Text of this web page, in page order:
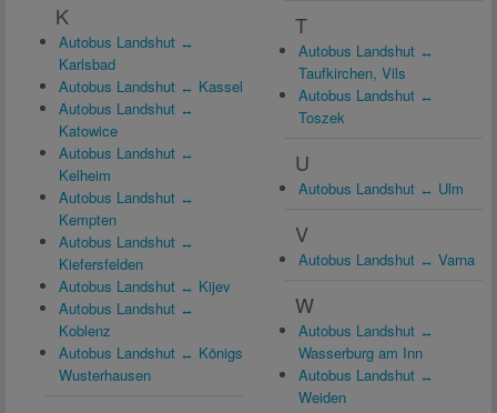
K
Autobus Landshut ↔
Karlsbad
Autobus Landshut ↔ Kassel
Autobus Landshut ↔
Katowice
Autobus Landshut ↔
Kelheim
Autobus Landshut ↔
Kempten
Autobus Landshut ↔
Kiefersfelden
Autobus Landshut ↔ Kijev
Autobus Landshut ↔
Koblenz
Autobus Landshut ↔ Königs
Wusterhausen
T
Autobus Landshut ↔
Taufkirchen, Vils
Autobus Landshut ↔
Toszek
U
Autobus Landshut ↔ Ulm
V
Autobus Landshut ↔ Varna
W
Autobus Landshut ↔
Wasserburg am Inn
Autobus Landshut ↔
Weiden